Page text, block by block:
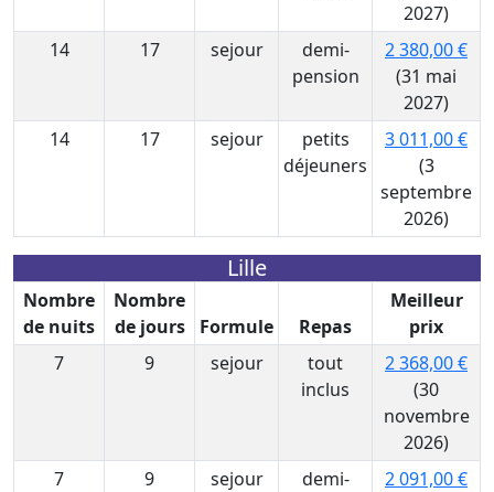
2027)
14
17 sejour
demi-
pension
2 380,00 €
(31 mai
2027)
14
17 sejour
petits
déjeuners
3 011,00 €
(3
septembre
2026)
Lille
Nombre
de nuits
Nombre
de jours
Formule Repas
Meilleur
prix
7
9 sejour
tout
inclus
2 368,00 €
(30
novembre
2026)
7
9 sejour
demi-
2 091,00 €